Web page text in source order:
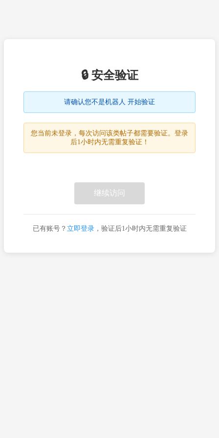
🔒 安全验证
请确认您不是机器人 开始验证
您当前未登录，每次访问该类帖子都需要验证。登录
后1小时内无需重复验证！
继续访问
已有账号？ 立即登录，验证后1小时内无需重复验证